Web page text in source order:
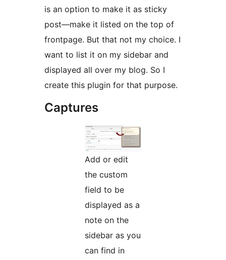
is an option to make it as sticky
post—make it listed on the top of
frontpage. But that not my choice. I
want to list it on my sidebar and
displayed all over my blog. So I
create this plugin for that purpose.
Captures
Add or edit
the custom
field to be
displayed as a
note on the
sidebar as you
can find in